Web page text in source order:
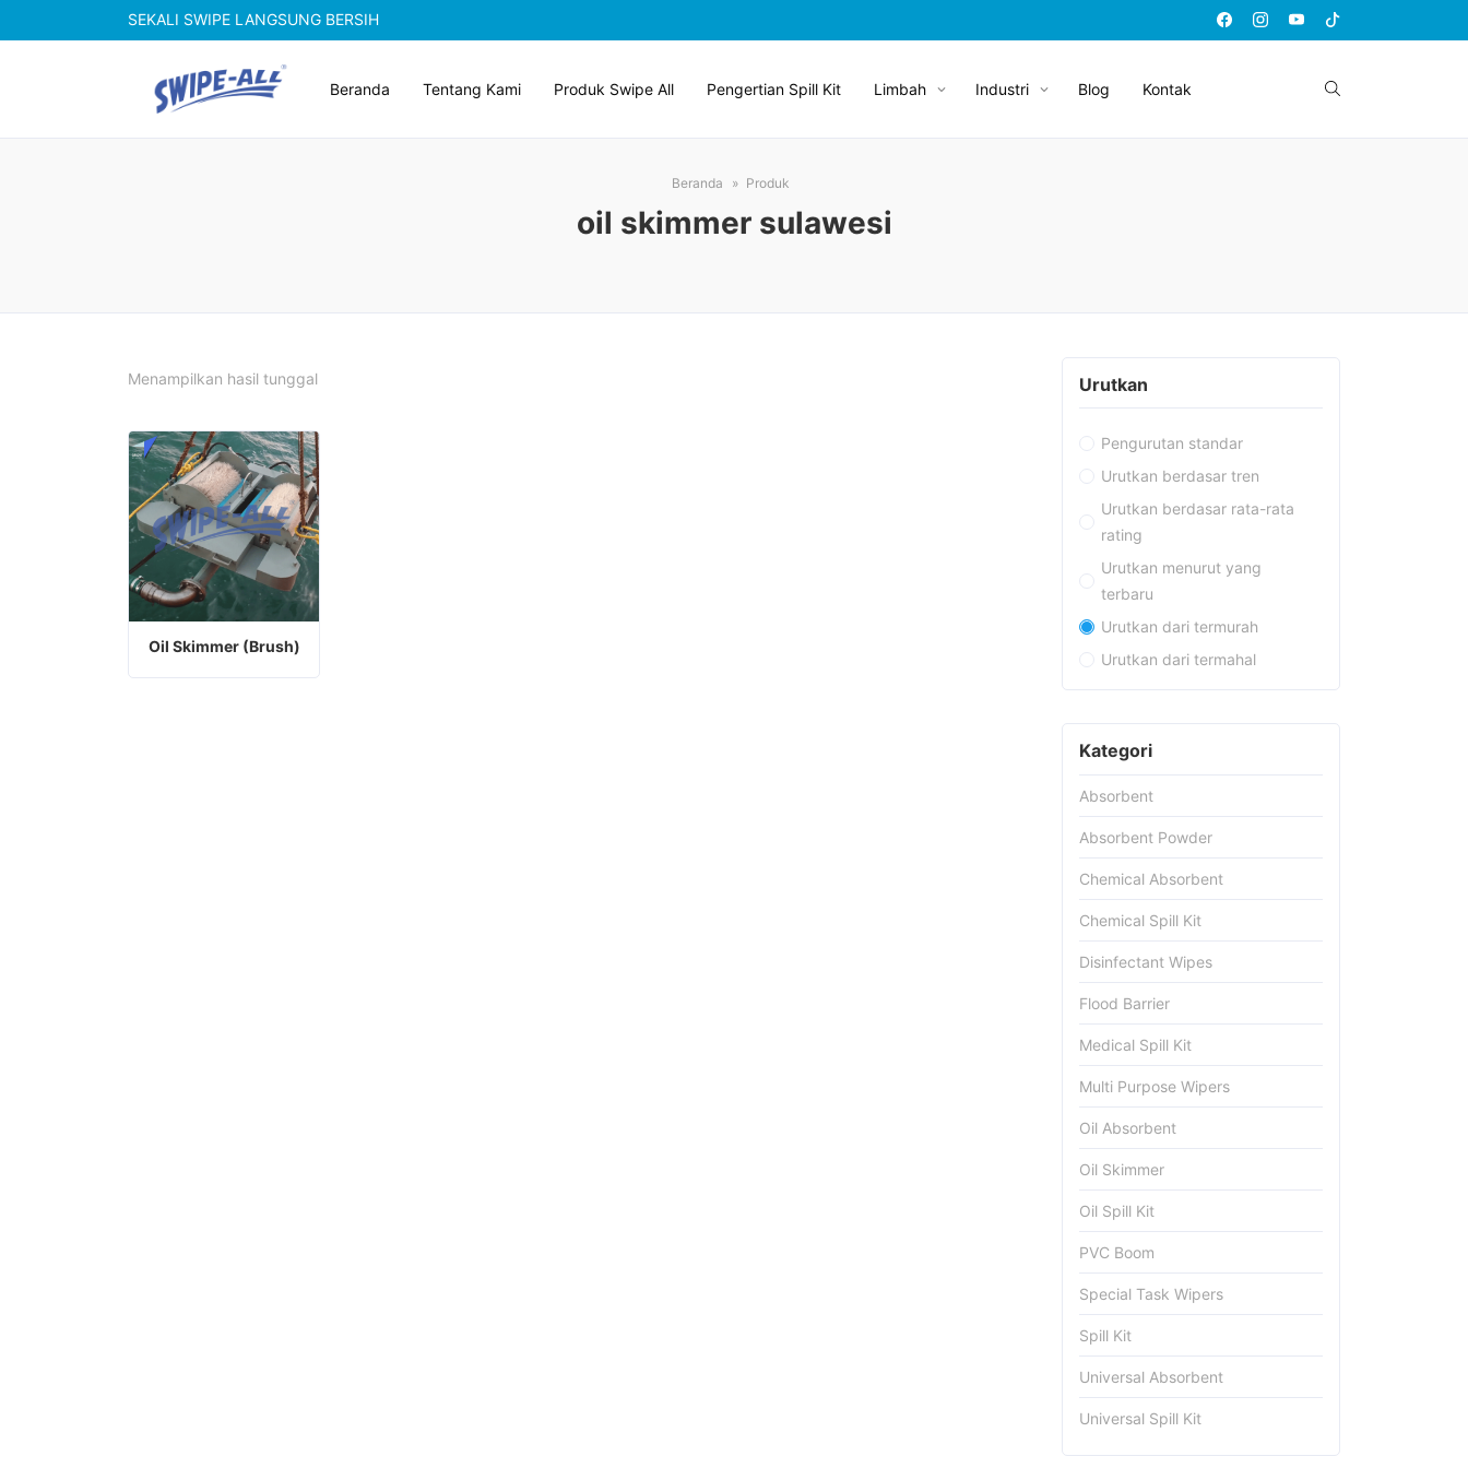
SEKALI SWIPE LANGSUNG BERSIH
Beranda Tentang Kami Produk Swipe All Pengertian Spill Kit Limbah Industri Blog Kontak
Beranda Produk
oil skimmer sulawesi
Menampilkan hasil tunggal
Oil Skimmer (Brush)
Urutkan
Pengurutan standar
Urutkan berdasar tren
Urutkan berdasar rata-rata
rating
Urutkan menurut yang
terbaru
Urutkan dari termurah
Urutkan dari termahal
Kategori
Absorbent
Absorbent Powder
Chemical Absorbent
Chemical Spill Kit
Disinfectant Wipes
Flood Barrier
Medical Spill Kit
Multi Purpose Wipers
Oil Absorbent
Oil Skimmer
Oil Spill Kit
PVC Boom
Special Task Wipers
Spill Kit
Universal Absorbent
Universal Spill Kit